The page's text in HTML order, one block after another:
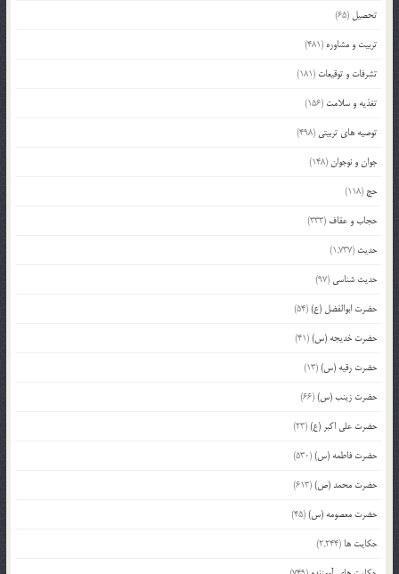
تحصیل (65)
تربیت و مشاوره (481)
تشرفات و توقیعات (181)
تغذیه و سلامت (156)
توصیه های تربیتی (498)
جوان و نوجوان(148)
حج (118)
حجاب و عفاف (333)
حدیث (1,737)
حدیث شناسی (97)
حضرت ابوالفضل (ع)(54)
حضرت خدیجه (س)(41)
حضرت رقیه (س)(13)
حضرت زینب (س)(66)
حضرت علی اکبر (ع)(23)
حضرت فاطمه (س)(530)
حضرت محمد (ص)(613)
حضرت معصومه (س)(45)
حکایت ها (2,244)